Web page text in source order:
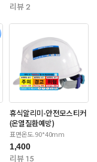
리뷰 2
휴식알리미-안전모스티커
(온열질환예방)
표면온도.90*40mm
1,400
리뷰 15